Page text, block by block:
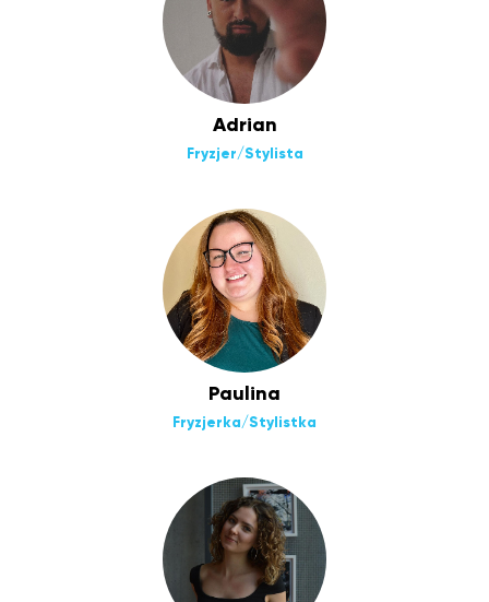
Adrian
Fryzjer/Stylista
Paulina
Fryzjerka/Stylistka